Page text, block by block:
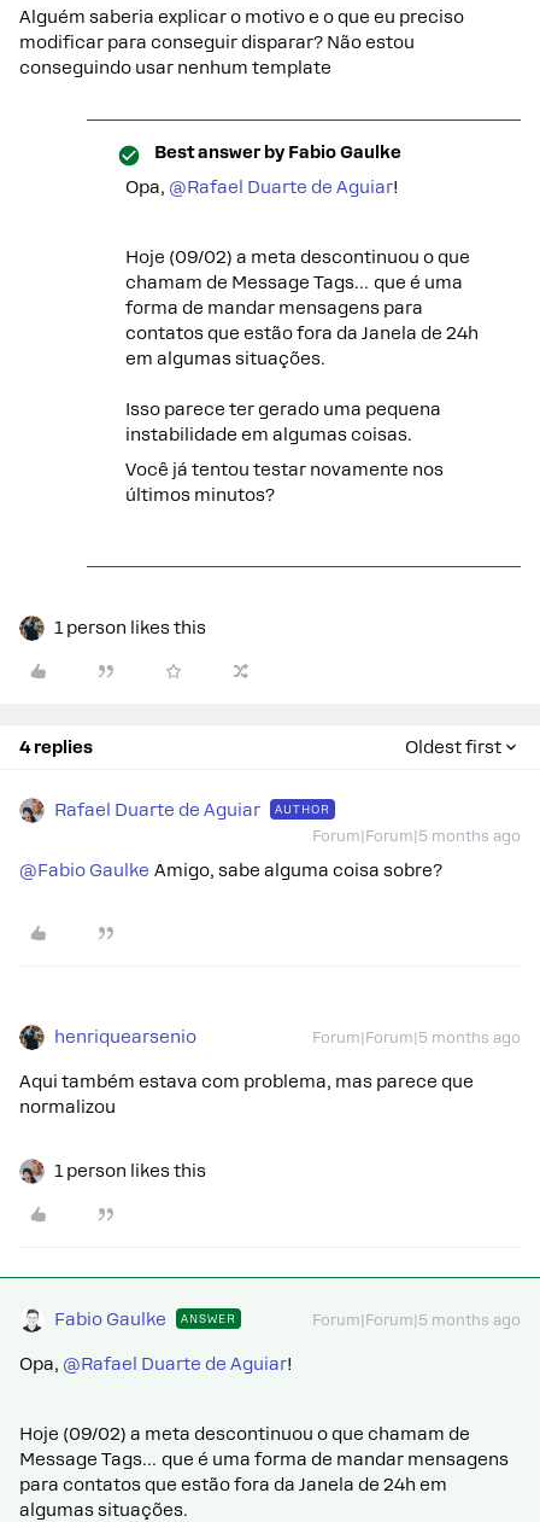
Alguém saberia explicar o motivo e o que eu preciso
modificar para conseguir disparar? Não estou
conseguindo usar nenhum template
Best answer by Fabio Gaulke
Opa, ​ @Rafael Duarte de Aguiar!
Hoje (09/02) a meta descontinuou o que
chamam de Message Tags… que é uma
forma de mandar mensagens para
contatos que estão fora da Janela de 24h
em algumas situações.
Isso parece ter gerado uma pequena
instabilidade em algumas coisas.
Você já tentou testar novamente nos
últimos minutos?
1 person likes this
4 replies Oldest first
Rafael Duarte de Aguiar AUTHOR
Forum|Forum|5 months ago
@Fabio Gaulke Amigo, sabe alguma coisa sobre?
henriquearsenio Forum|Forum|5 months ago
Aqui também estava com problema, mas parece que
normalizou
1 person likes this
Fabio Gaulke ANSWER Forum|Forum|5 months ago
Opa, ​ @Rafael Duarte de Aguiar!
Hoje (09/02) a meta descontinuou o que chamam de
Message Tags… que é uma forma de mandar mensagens
para contatos que estão fora da Janela de 24h em
algumas situações.